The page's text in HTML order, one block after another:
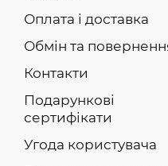
Оплата і доставка
Обмін та
Контакти
Подарункові
сертифікати
Угода користувача